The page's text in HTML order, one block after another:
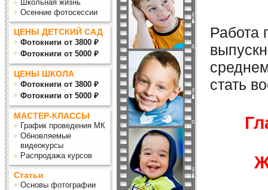
Школьная жизнь
Осенние фотосессии
ЦЕНЫ ДЕТСКИЙ САД
Фотокниги от 3800 ₽
Фотокниги от 5000 ₽
ЦЕНЫ ШКОЛА
Фотокниги от 3800 ₽
Фотокниги от 5000 ₽
МАСТЕР-КЛАССЫ
График проведения МК
Обновляемые
видеокурсы
Распродажа курсов
Статьи
Основы фотографии
Работа
стать